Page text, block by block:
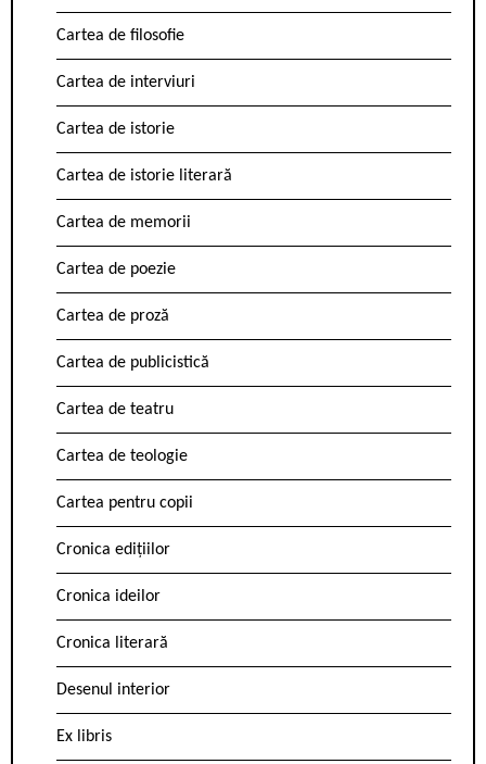
Cartea de filosofie
Cartea de interviuri
Cartea de istorie
Cartea de istorie literară
Cartea de memorii
Cartea de poezie
Cartea de proză
Cartea de publicistică
Cartea de teatru
Cartea de teologie
Cartea pentru copii
Cronica edițiilor
Cronica ideilor
Cronica literară
Desenul interior
Ex libris